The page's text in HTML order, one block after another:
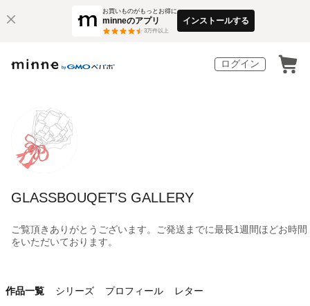
お買いものがもっとお得に
minneのアプリ
3万件以上
インストールする
ログイン
GLASSBOUQET'S GALLERY
ご覧頂きありがとうございます。ご発送までに最長1週間ほどお時間
をいただいております。
作品一覧 シリーズ プロフィール レター